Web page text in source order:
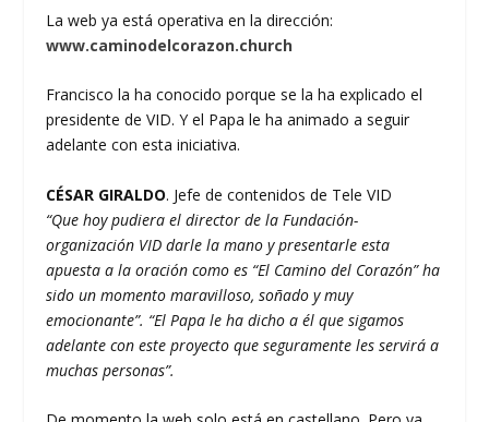
La web ya está operativa en la dirección:
www.caminodelcorazon.church
Francisco la ha conocido porque se la ha explicado el
presidente de VID. Y el Papa le ha animado a seguir
adelante con esta iniciativa.
CÉSAR GIRALDO. Jefe de contenidos de Tele VID
“Que hoy pudiera el director de la Fundación-
organización VID darle la mano y presentarle esta
apuesta a la oración como es “El Camino del Corazón” ha
sido un momento maravilloso, soñado y muy
emocionante”. “El Papa le ha dicho a él que sigamos
adelante con este proyecto que seguramente les servirá a
muchas personas”.